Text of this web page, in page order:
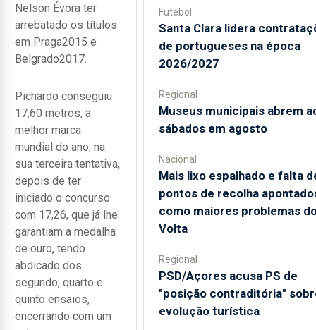
Nelson Évora ter
arrebatado os títulos
em Praga2015 e
Belgrado2017.
Pichardo conseguiu
17,60 metros, a
melhor marca
mundial do ano, na
sua terceira tentativa,
depois de ter
iniciado o concurso
com 17,26, que já lhe
garantiam a medalha
de ouro, tendo
abdicado dos
segundo, quarto e
quinto ensaios,
encerrando com um
Futebol
Santa Clara lidera
de portugueses na época
2026/2027
Regional
Museus municipais abrem
sábados em agosto
Nacional
Mais lixo espalhado e falta
pontos de recolha
como maiores problemas
Volta
Regional
PSD/Açores acusa PS de
"posição contraditória"
evolução turística